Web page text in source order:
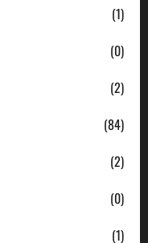
(1)
(0)
(2)
(84)
(2)
(0)
(1)